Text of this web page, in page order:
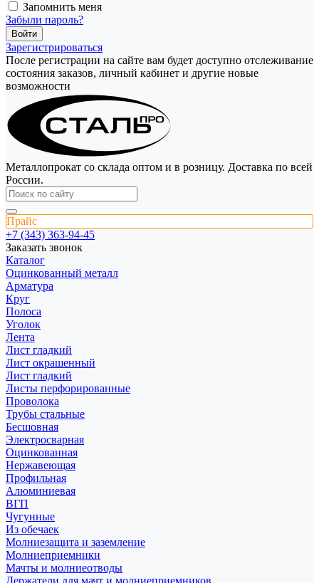
Запомнить меня
Забыли пароль?
Зарегистрироваться
После регистрации на сайте вам будет доступно отслеживание
состояния заказов, личный кабинет и другие новые
возможности
Металлопрокат со склада оптом и в розницу. Доставка по всей
России.
Прайс
+7 (343) 363-94-45
Заказать звонок
Каталог
Оцинкованный металл
Арматура
Круг
Полоса
Уголок
Лента
Лист гладкий
Лист окрашенный
Лист гладкий
Листы перфорированные
Проволока
Трубы стальные
Бесшовная
Электросварная
Оцинкованная
Нержавеющая
Профильная
Алюминиевая
ВГП
Чугунные
Из обечаек
Молниезащита и заземление
Молниеприемники
Мачты и молниеотводы
Держатели для мачт и молниеприемников